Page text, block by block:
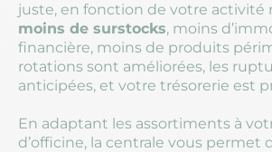
juste, en fonction de votre activité
moins de surstocks, moins
financière, moins de produits
rotations sont améliorées, les
anticipées, et votre trésorerie est
En adaptant les assortiments à
d’officine, la centrale vous permet